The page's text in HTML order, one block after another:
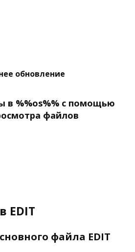
обновление
в %%os%% с помощью
файлов
EDIT
файла EDIT